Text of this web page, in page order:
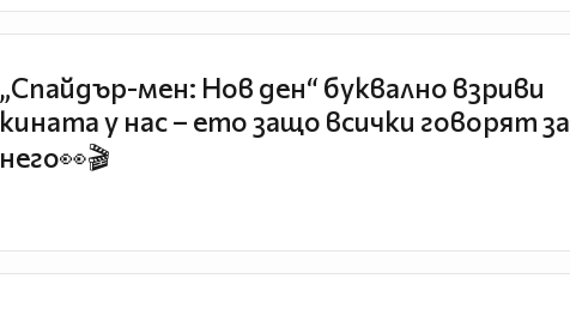
„Спайдър-мен: Нов ден“ буквално взриви
кината у нас – ето защо всички говорят за
него👀🎬